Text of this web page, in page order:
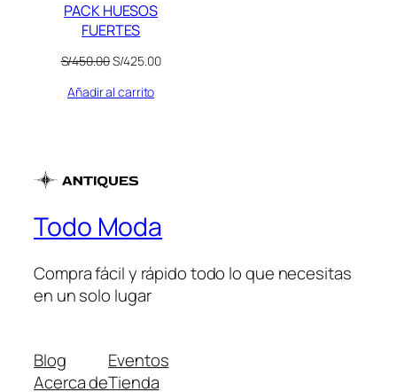
PACK HUESOS
FUERTES
S/450.00El
original
S/425.00El
Añadir al carrito
Todo Moda
Compra fácil y rápido todo lo que necesitas
en un solo lugar
Blog
Acerca de
Eventos
Tienda